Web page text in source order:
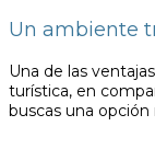
Un ambiente
Una de las
turística, en
buscas una